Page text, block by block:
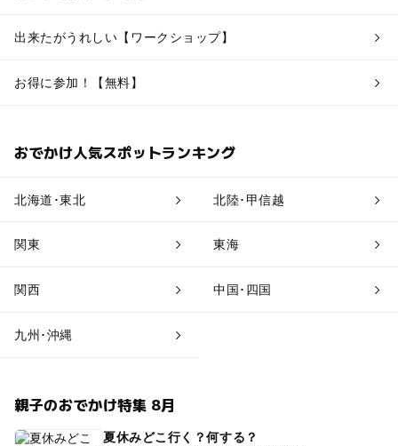
出来たがうれしい【ワークショップ】
お得に参加！【無料】
おでかけ人気スポットランキング
北海道･東北 北陸･甲信越
関東 東海
関西 中国･四国
九州･沖縄
親子のおでかけ特集 8月
夏休みどこ行く？何する？